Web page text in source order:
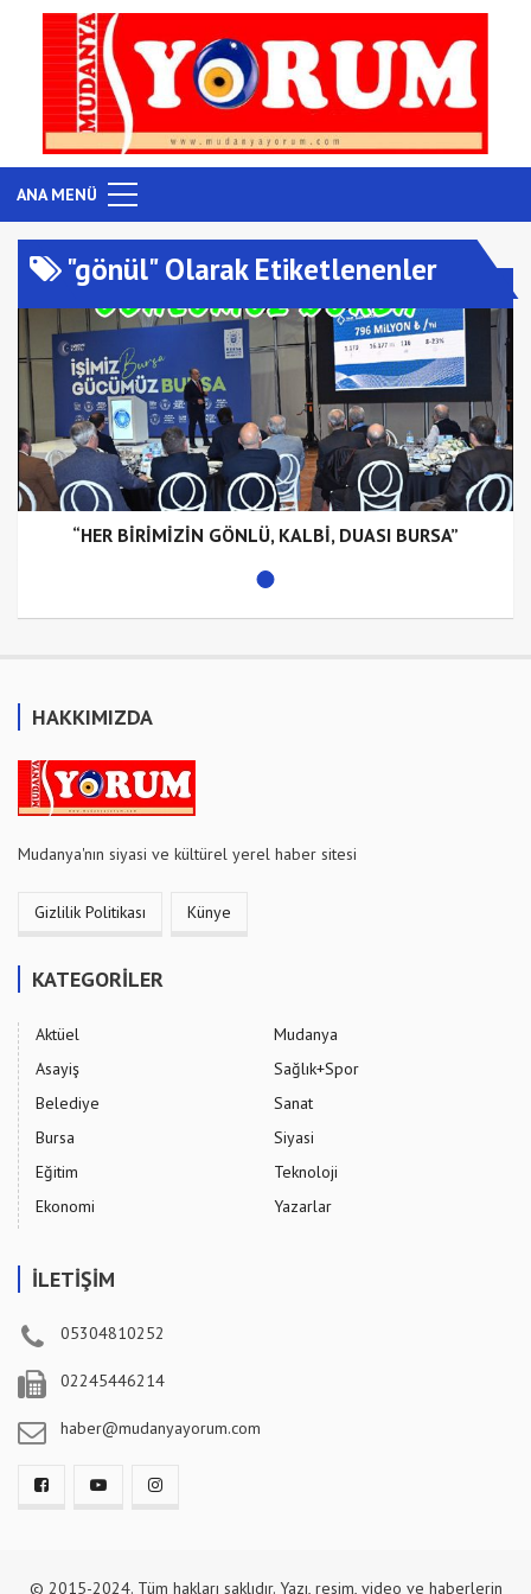
ANA MENÜ
"gönül" Olarak Etiketlenenler
“HER BİRİMİZİN GÖNLÜ, KALBİ, DUASI BURSA”
HAKKIMIZDA
Mudanya'nın siyasi ve kültürel yerel haber sitesi
Gizlilik Politikası Künye
KATEGORİLER
Aktüel
Asayiş
Belediye
Bursa
Eğitim
Ekonomi
Mudanya
Sağlık+Spor
Sanat
Siyasi
Teknoloji
Yazarlar
İLETİŞİM
05304810252
02245446214
haber@mudanyayorum.com
© 2015-2024. Tüm hakları saklıdır. Yazı, resim, video ve haberlerin